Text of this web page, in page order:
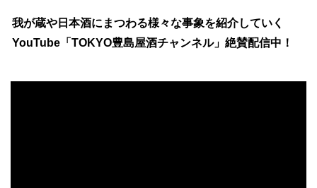
我が蔵や日本酒にまつわる様々な事象を紹介していく
YouTube「TOKYO豊島屋酒チャンネル」絶賛配信中！